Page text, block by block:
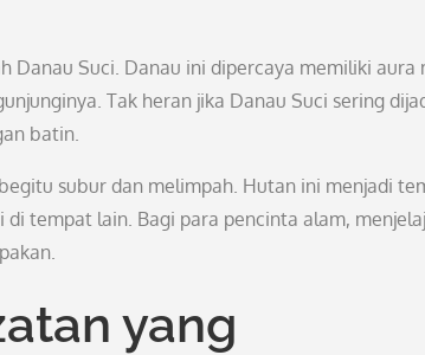
Danau Suci. Danau ini dipercaya memiliki aura
Tak heran jika Danau Suci sering
batin.
subur dan melimpah. Hutan ini menjadi
tempat lain. Bagi para pencinta alam,
yang